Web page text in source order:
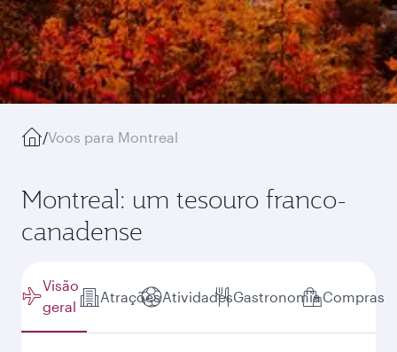
/Voos para Montreal
Montreal: um tesouro franco-
canadense
Visão
geral
AtraçõesAtividadesGastronomiaCompras